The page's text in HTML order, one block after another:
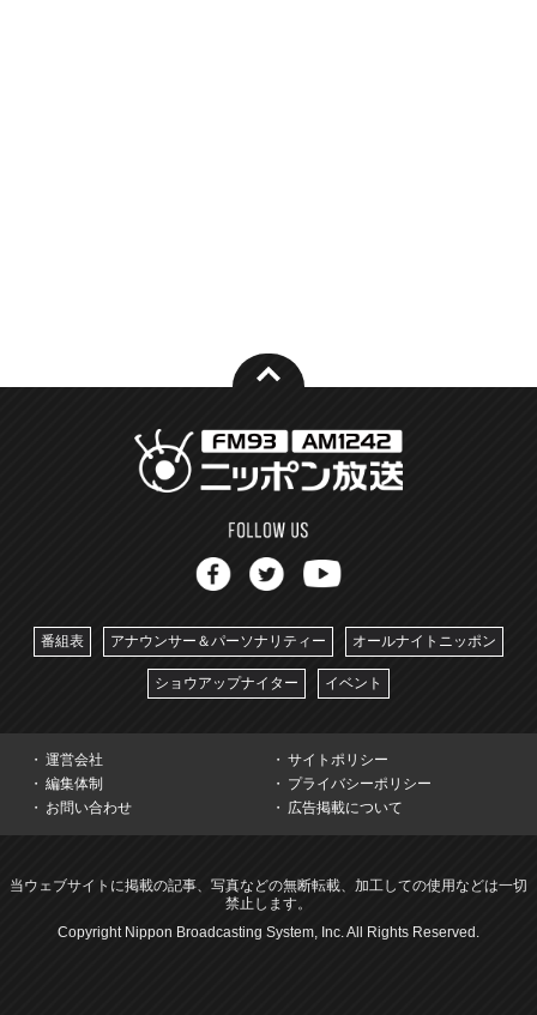
番組表 アナウンサー＆パーソナリティー オールナイトニッポン
ショウアップナイター イベント
運営会社
サイトポリシー
編集体制
プライバシーポリシー
お問い合わせ
広告掲載について
当ウェブサイトに掲載の記事、写真などの無断転載、加工しての使用などは一切
禁止します。
Copyright Nippon Broadcasting System, Inc. All Rights Reserved.